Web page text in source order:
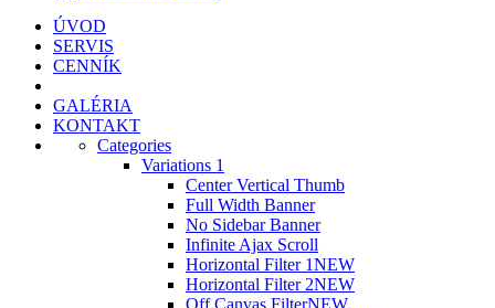
ÚVOD
SERVIS
CENNÍK
GALÉRIA
KONTAKT
Categories
Variations 1
Center Vertical Thumb
Full Width Banner
No Sidebar Banner
Infinite Ajax Scroll
Horizontal Filter 1NEW
Horizontal Filter 2NEW